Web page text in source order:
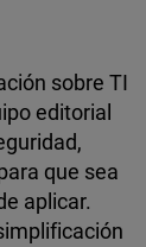
sobre TI
editorial
que sea
aplicar.